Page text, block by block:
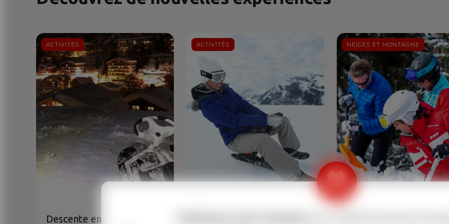
ACTIVITÉS
Descente en luge
ACTIVITÉS NEIGES ET MONTAGNE